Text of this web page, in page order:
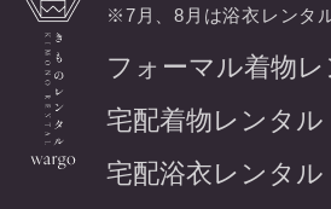
※7月、8月は浴衣レンタ
フォーマル着物
宅配着物レンタル
宅配浴衣レンタル